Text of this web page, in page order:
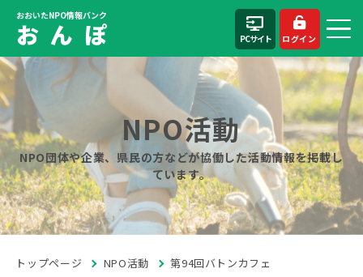
おおいたNPO情報バンク
お ん ぽ PCサイト ログイン
NPO活動
NPO団体や企業、県民の方などが協働した活動情報を掲載し
ています。
トップページ NPO活動 第94回バトンカフェ